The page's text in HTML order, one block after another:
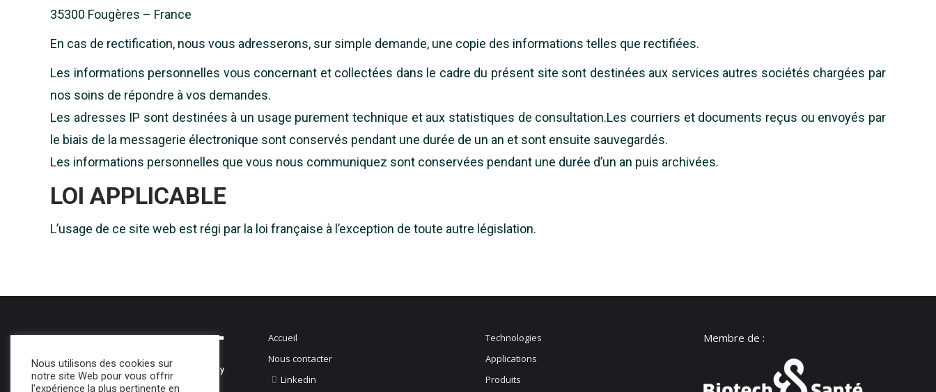
35300 Fougères – France
En cas de rectification, nous vous adresserons, sur simple demande, une copie des informations telles que rectifiées.
Les informations personnelles vous concernant et collectées dans le cadre du présent site sont destinées aux services autres sociétés chargées par
nos soins de répondre à vos demandes.
Les adresses IP sont destinées à un usage purement technique et aux statistiques de consultation.Les courriers et documents reçus ou envoyés par
le biais de la messagerie électronique sont conservés pendant une durée de un an et sont ensuite sauvegardés.
Les informations personnelles que vous nous communiquez sont conservées pendant une durée d’un an puis archivées.
LOI APPLICABLE
L’usage de ce site web est régi par la loi française à l’exception de toute autre législation.
Accueil
Nous contacter
Linkedin
Technologies
Applications
Produits
Membre de :
Nous utilisons des cookies sur
notre site Web pour vous offrir
l'expérience la plus pertinente en